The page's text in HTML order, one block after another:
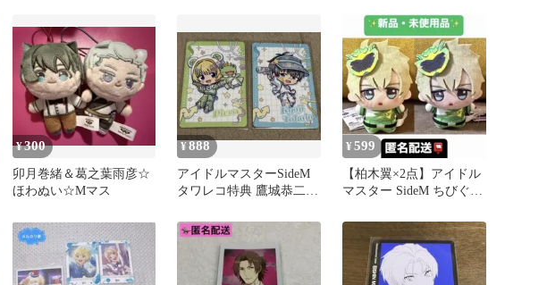
¥300
卯月巻緒＆葛之葉雨彦☆
ほわぬい☆Mマス
¥888
アイドルマスターSideM
タワレコ特典 鷹城恭二
¥599
【柏木翼×2点】アイドル
マスター SideM ちびぐる